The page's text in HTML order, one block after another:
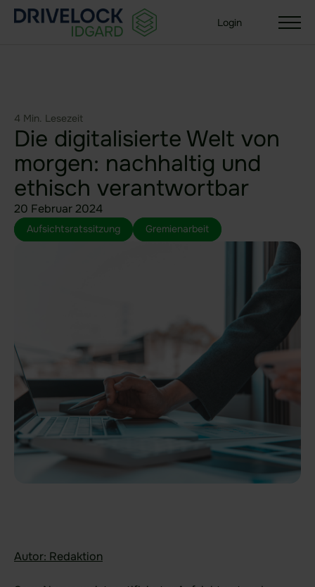
Login
Lösungen
Ihre Organisationsgröße
Enterprise + KMU
Small Business
Branchen
Behörden & Öffentliche Verwaltung
Verteidigung
KRITIS-Dachgesetz
Ihr Anwendungsfall
Datenraum Software
Due Diligence Prüfungen
4 Min. Lesezeit
Die digitalisierte Welt von
morgen: nachhaltig und
ethisch verantwortbar
20 Februar 2024
Aufsichtsratssitzung Gremienarbeit
Autor: Redaktion